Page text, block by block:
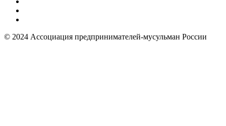
© 2024 Ассоциация предпринимателей-мусульман России